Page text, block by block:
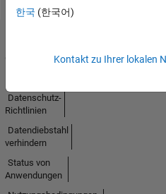
한국 (한국어)
Kontakt zu Ihrer lokalen
Datenschutz-
Richtlinien
Datendiebstahl
verhindern
Status von
Anwendungen